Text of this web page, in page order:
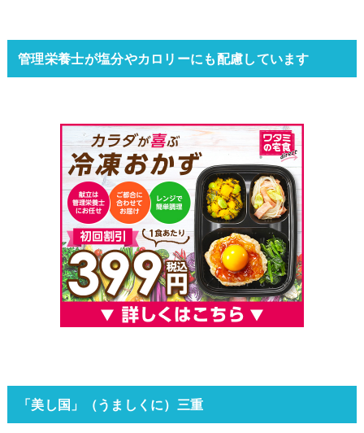
管理栄養士が塩分やカロリーにも配慮しています
「美し国」（うましくに）三重